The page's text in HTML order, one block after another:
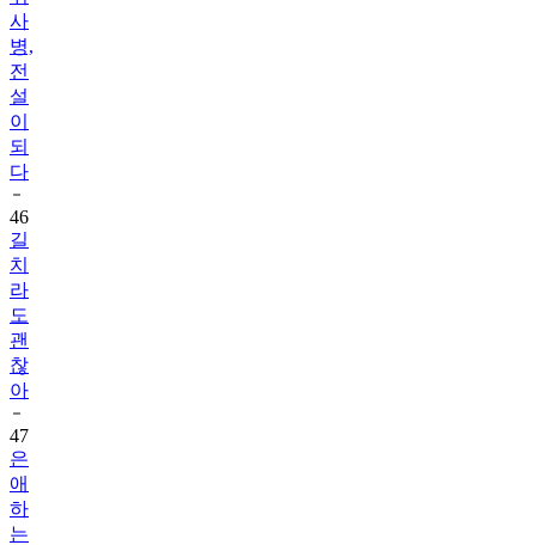
사
병,
전
설
이
되
다
46
길
치
라
도
괜
찮
아
47
은
애
하
는